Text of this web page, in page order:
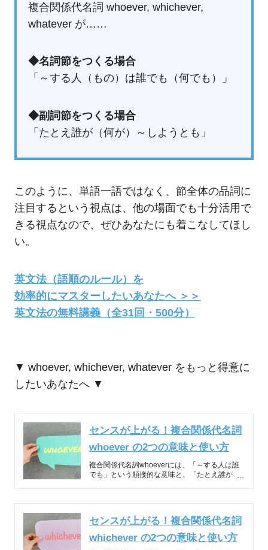
複合関係代名詞 whoever, whichever,
whatever が……
◆名詞節をつくる場合
「～する人（もの）は誰でも（何でも）」
◆副詞節をつくる場合
「たとえ誰が（何が）～しようとも」
このように、単語一語ではなく、節全体の品詞に
注目するという視点は、他の場面でも十分活用で
きる視点なので、ぜひあなたにも着こなしてほし
い。
英文法（語順のルール）を
効率的にマスターしたいあなたへ ＞＞
英文法の無料講義（全31回・500分）
▼ whoever, whichever, whatever をもっと得意に
したいあなたへ ▼
センスが上がる！複合関係代名詞
whoever の2つの意味と使い方
複合関係代名詞whoeverには、「～する人は誰
でも」という順接的な意味と、「たとえ誰が～
センスが上がる！複合関係代名詞
whichever の2つの意味と使い方